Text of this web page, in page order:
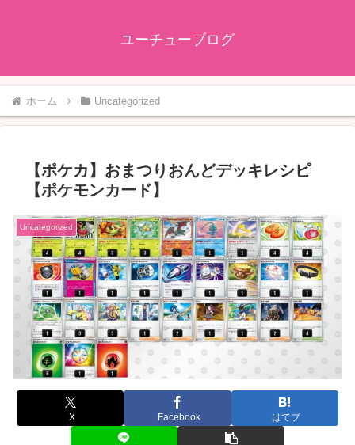
ユーチューブログ
ホーム Uncategorized
【ポケカ】おまつりおんどデッキレシピ
【ポケモンカード】
Uncategorized
X Facebook はてブ